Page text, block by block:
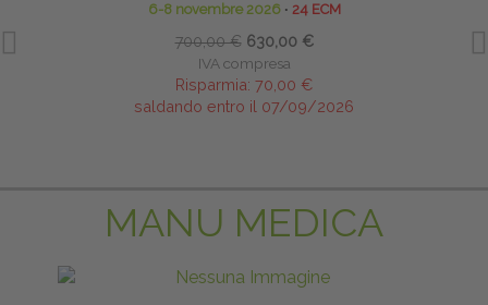
6-8 novembre 2026 ∙ 24 ECM
700,00 € 630,00 €
IVA compresa
Risparmia: 70,00 €
saldando entro il 07/09/2026
MANU MEDICA